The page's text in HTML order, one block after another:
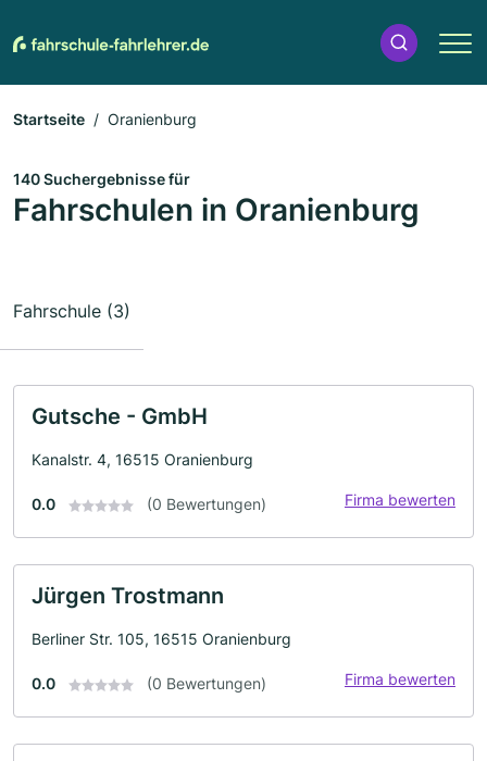
Startseite Oranienburg
140 Suchergebnisse für
Fahrschulen in Oranienburg
Fahrschule (3)
Gutsche - GmbH
Kanalstr. 4, 16515 Oranienburg
0.0 (0 Bewertungen) Firma bewerten
Jürgen Trostmann
Berliner Str. 105, 16515 Oranienburg
0.0 (0 Bewertungen) Firma bewerten